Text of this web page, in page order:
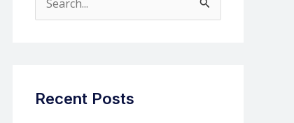
e
h
Recent Posts